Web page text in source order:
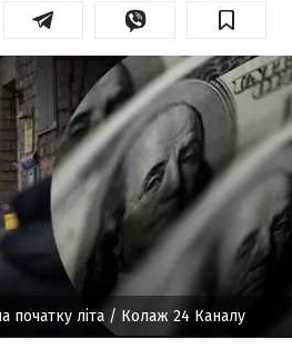
початку літа / Колаж 24 Каналу